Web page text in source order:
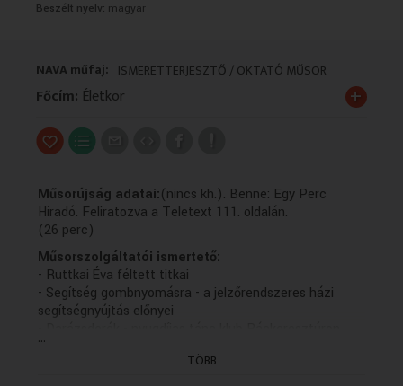
Beszélt nyelv: magyar
NAVA műfaj: ISMERETTERJESZTŐ / OKTATÓ MŰSOR
Főcím: Életkor +
Műsorújság adatai:(nincs kh.). Benne: Egy Perc
Híradó. Feliratozva a Teletext 111. oldalán.
(26 perc)
Műsorszolgáltatói ismertető:
- Ruttkai Éva féltett titkai
- Segítség gombnyomásra - a jelzőrendszeres házi
segítségnyújtás előnyei
- "Csuhébaba - játékok, dekorációk természetes
...
TÖBB